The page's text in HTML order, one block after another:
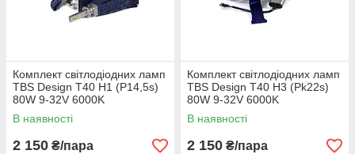
Комплект світлодіодних ламп
TBS Design T40 H1 (P14,5s)
80W 9-32V 6000K
В наявності
2 150 ₴/пара
Комплект світлодіодних ламп
TBS Design T40 H3 (Pk22s)
80W 9-32V 6000K
В наявності
2 150 ₴/пара